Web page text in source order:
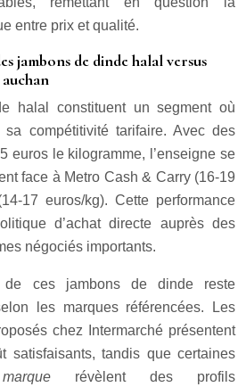
entre prix et qualité.
jambons de dinde halal versus
halal constituent un segment où
sa compétitivité tarifaire. Avec des
euros le kilogramme, l’enseigne se
face à Metro Cash & Carry (16-19
17 euros/kg). Cette performance
d’achat directe auprès des
négociés importants.
de ces jambons de dinde reste
les marques référencées. Les
chez Intermarché présentent
satisfaisants, tandis que certaines
révèlent des profils